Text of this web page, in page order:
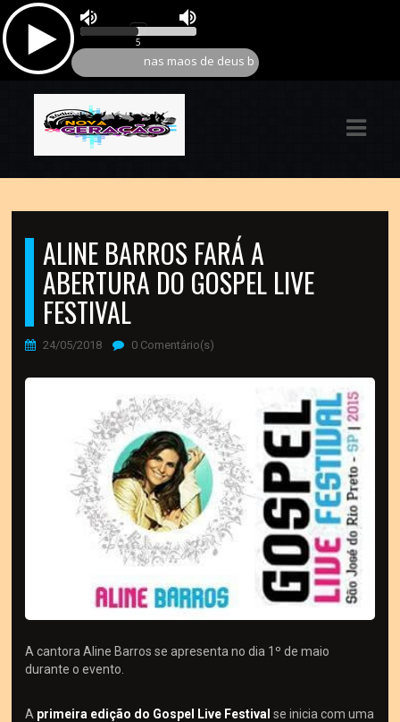
ALINE BARROS FARÁ A
ABERTURA DO GOSPEL LIVE
FESTIVAL
24/05/2018 0 Comentário(s)
A cantora Aline Barros se apresenta no dia 1º de maio
durante o evento.
A primeira edição do Gospel Live Festival se inicia com uma